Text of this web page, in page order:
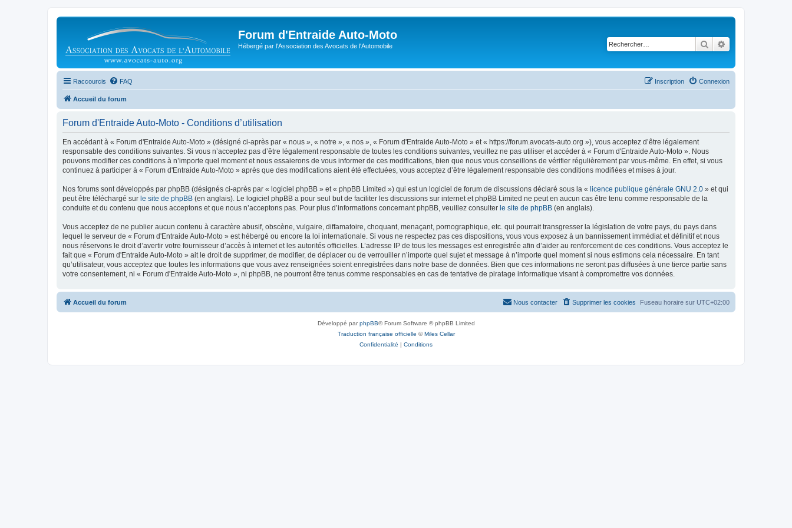
Forum d'Entraide Auto-Moto
Hébergé par l'Association des Avocats de l'Automobile Rechercher
Raccourcis FAQ Connexion
Inscription
Accueil du forum
Forum d'Entraide Auto-Moto - Conditions d’utilisation
En accédant à « Forum d'Entraide Auto-Moto » (désigné ci-après par « nous », « notre », « nos », « Forum d'Entraide Auto-Moto » et « https://forum.avocats-auto.org »), vous acceptez d’être légalement
responsable des conditions suivantes. Si vous n’acceptez pas d’être légalement responsable de toutes les conditions suivantes, veuillez ne pas utiliser et accéder à « Forum d'Entraide Auto-Moto ». Nous
pouvons modifier ces conditions à n’importe quel moment et nous essaierons de vous informer de ces modifications, bien que nous vous conseillons de vérifier régulièrement par vous-même. En effet, si vous
continuez à participer à « Forum d'Entraide Auto-Moto » après que des modifications aient été effectuées, vous acceptez d’être légalement responsable des conditions modifiées et mises à jour.
Nos forums sont développés par phpBB (désignés ci-après par « logiciel phpBB » et « phpBB Limited ») qui est un logiciel de forum de discussions déclaré sous la « licence publique générale GNU 2.0 » et qui
peut être téléchargé sur le site de phpBB (en anglais). Le logiciel phpBB a pour seul but de faciliter les discussions sur internet et phpBB Limited ne peut en aucun cas être tenu comme responsable de la
conduite et du contenu que nous acceptons et que nous n’acceptons pas. Pour plus d’informations concernant phpBB, veuillez consulter le site de phpBB (en anglais).
Vous acceptez de ne publier aucun contenu à caractère abusif, obscène, vulgaire, diffamatoire, choquant, menaçant, pornographique, etc. qui pourrait transgresser la législation de votre pays, du pays dans
lequel le serveur de « Forum d'Entraide Auto-Moto » est hébergé ou encore la loi internationale. Si vous ne respectez pas ces dispositions, vous vous exposez à un bannissement immédiat et définitif et nous
nous réservons le droit d’avertir votre fournisseur d’accès à internet et les autorités officielles. L’adresse IP de tous les messages est enregistrée afin d’aider au renforcement de ces conditions. Vous acceptez le
fait que « Forum d'Entraide Auto-Moto » ait le droit de supprimer, de modifier, de déplacer ou de verrouiller n’importe quel sujet et message à n’importe quel moment si nous estimons cela nécessaire. En tant
qu’utilisateur, vous acceptez que toutes les informations que vous avez renseignées soient enregistrées dans notre base de données. Bien que ces informations ne seront pas diffusées à une tierce partie sans
votre consentement, ni « Forum d'Entraide Auto-Moto », ni phpBB, ne pourront être tenus comme responsables en cas de tentative de piratage informatique visant à compromettre vos données.
Accueil du forum Fuseau horaire sur UTC+02:00
Supprimer les cookies
Nous contacter
Développé parphpBB® Forum Software © phpBB Limited
Traduction française officielle ©Miles Cellar
Confidentialité | Conditions